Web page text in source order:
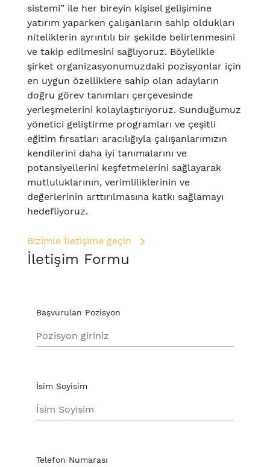
sistemi” ile her bireyin kişisel gelişimine
yatırım yaparken çalışanların sahip oldukları
niteliklerin ayrıntılı bir şekilde belirlenmesini
ve takip edilmesini sağlıyoruz. Böylelikle
şirket organizasyonumuzdaki pozisyonlar için
en uygun özelliklere sahip olan adayların
doğru görev tanımları çerçevesinde
yerleşmelerini kolaylaştırıyoruz. Sunduğumuz
yönetici geliştirme programları ve çeşitli
eğitim fırsatları aracılığıyla çalışanlarımızın
kendilerini daha iyi tanımalarını ve
potansiyellerini keşfetmelerini sağlayarak
mutluluklarının, verimliliklerinin ve
değerlerinin arttırılmasına katkı sağlamayı
hedefliyoruz.
Bizimle İletişime geçin
İletişim Formu
Başvurulan Pozisyon
İsim Soyisim
Telefon Numarası